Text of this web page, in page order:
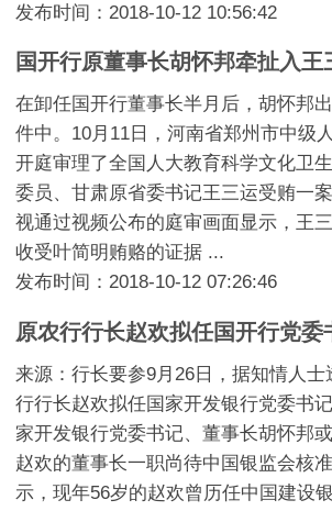
发布时间：2018-10-12 10:56:42
国开行原董事长胡怀邦牵扯入王
在卸任国开行董事长半月后，胡怀邦
件中。10月11日，河南省郑州市中级
开庭审理了全国人大教育科学文化卫
委员、甘肃原省委书记王三运受贿一
视通过视频公布的庭审画面显示，王
收受叶简明贿赂的证据 ...
发布时间：2018-10-12 07:26:46
原农行行长赵欢拟任国开行党委
来源：行长要参9月26日，据知情人士
行行长赵欢拟任国家开发银行党委书
家开发银行党委书记、董事长胡怀邦
赵欢的董事长一职尚待中国银监会核
示，现年56岁的赵欢曾历任中国建设